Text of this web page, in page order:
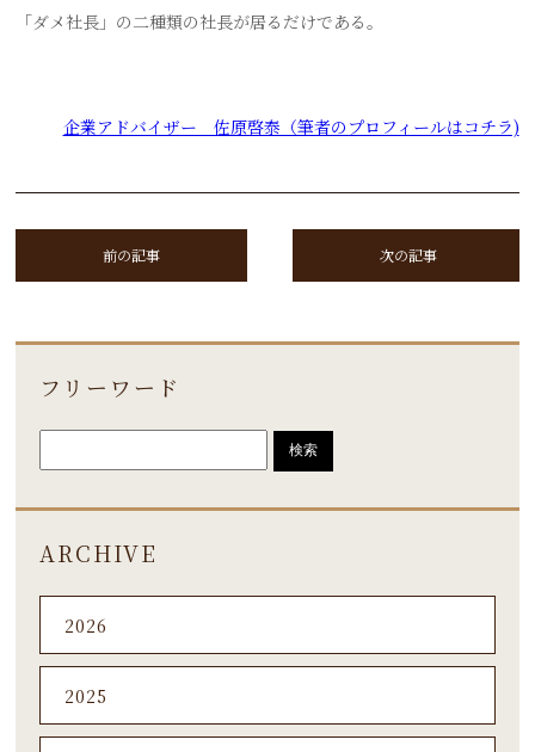
「ダメ社長」の二種類の社長が居るだけである。
企業アドバイザー 佐原啓泰（筆者のプロフィールはコチラ)
前の記事 次の記事
フリーワード
ARCHIVE
2026
2025